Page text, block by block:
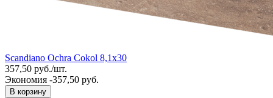
Scandiano Ochra Cokol 8,1x30
357,50 руб./шт.
Экономия -357,50 руб.
В корзину